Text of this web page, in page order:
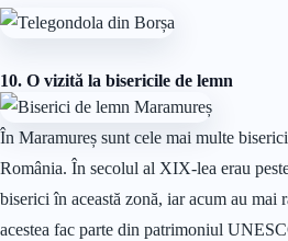
10. O vizită la bisericile de lemn
În Maramureș sunt cele mai multe
România. În secolul al XIX-lea erau
biserici în această zonă, iar acum au mai
acestea fac parte din patrimoniul